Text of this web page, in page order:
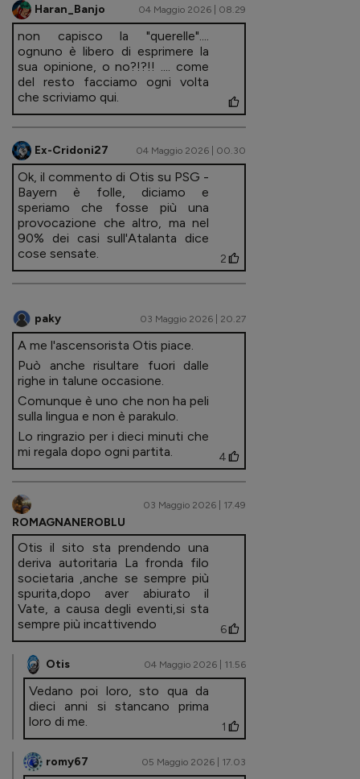
Haran_Banjo 04 Maggio 2026 | 08.29
non capisco la "querelle"....
ognuno è libero di esprimere la
sua opinione, o no?!?!! .... come
del resto facciamo ogni volta
che scriviamo qui.
Ex-Cridoni27 04 Maggio 2026 | 00.30
Ok, il commento di Otis su PSG -
Bayern è folle, diciamo e
speriamo che fosse più una
provocazione che altro, ma nel
90% dei casi sull'Atalanta dice
cose sensate.
2
paky 03 Maggio 2026 | 20.27
A me l'ascensorista Otis piace.
Può anche risultare fuori dalle
righe in talune occasione.
Comunque è uno che non ha peli
sulla lingua e non è parakulo.
Lo ringrazio per i dieci minuti che
mi regala dopo ogni partita.
4
ROMAGNANEROBLU
03 Maggio 2026 | 17.49
Otis il sito sta prendendo una
deriva autoritaria La fronda filo
societaria ,anche se sempre più
spurita,dopo aver abiurato il
Vate, a causa degli eventi,si sta
sempre più incattivendo
6
Otis 04 Maggio 2026 | 11.56
Vedano poi loro, sto qua da
dieci anni si stancano prima
loro di me.
1
romy67 05 Maggio 2026 | 17.03